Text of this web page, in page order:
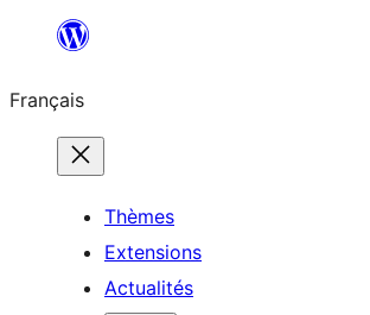
contenu
Français
Thèmes
Extensions
Actualités